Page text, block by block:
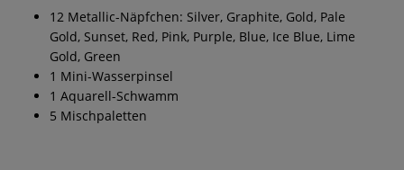
12 Metallic-Näpfchen: Silver, Graphite, Gold, Pale
Gold, Sunset, Red, Pink, Purple, Blue, Ice Blue, Lime
Gold, Green
1 Mini-Wasserpinsel
1 Aquarell-Schwamm
5 Mischpaletten